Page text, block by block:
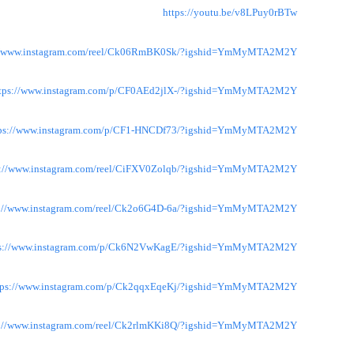
https://youtu.be/v8LPuy0rBTw
reel/Ck06RmBK0Sk/?igshid=YmMyMTA2M2Y=
www.instagram.com/p/CF0AEd2jlX-/?igshid=YmMyMTA2M2Y=
www.instagram.com/p/CF1-HNCDf73/?igshid=YmMyMTA2M2Y=
www.instagram.com/reel/CiFXV0Zolqb/?igshid=YmMyMTA2M2Y=
www.instagram.com/reel/Ck2o6G4D-6a/?igshid=YmMyMTA2M2Y=
www.instagram.com/p/Ck6N2VwKagE/?igshid=YmMyMTA2M2Y=
www.instagram.com/p/Ck2qqxEqeKj/?igshid=YmMyMTA2M2Y=
www.instagram.com/reel/Ck2rlmKKi8Q/?igshid=YmMyMTA2M2Y=